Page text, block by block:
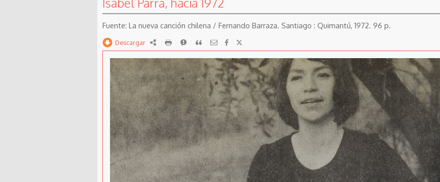
La nueva canción chilena / Fernando Barraza. Santiago : Quimantú, 1972. 96 p.
Descargar RDF imprimirReportarCitar